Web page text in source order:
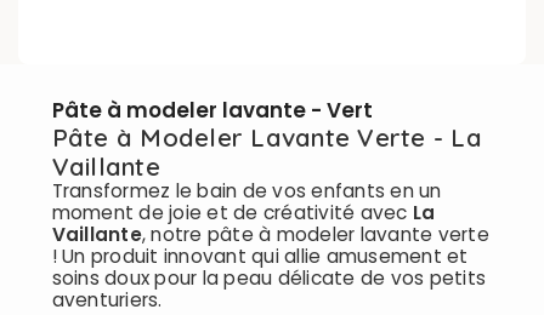
Pâte à modeler lavante - Vert
Pâte à Modeler Lavante Verte - La
Vaillante
Transformez le bain de vos enfants en un
moment de joie et de créativité avec La
Vaillante, notre pâte à modeler lavante verte
! Un produit innovant qui allie amusement et
soins doux pour la peau délicate de vos petits
aventuriers.